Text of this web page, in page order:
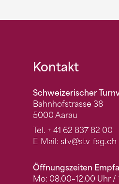
Fusszeile
Kontakt
Schweizerischer
Bahnhofstrasse 38
5000 Aarau
Tel. + 41 62 837 82 00
E-Mail: stv@stv-fsg.ch
Öffnungszeiten
Mo: 08.00–12.00 Uhr /